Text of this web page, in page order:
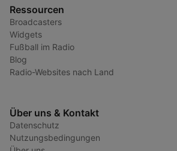
Ressourcen
Broadcasters
Widgets
Fußball im Radio
Blog
Radio-Websites nach Land
Über uns & Kontakt
Datenschutz
Nutzungsbedingungen